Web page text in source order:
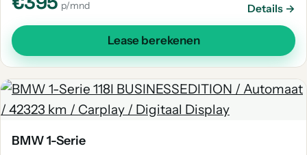
p/mnd Details →
Lease berekenen
BMW 1-Serie